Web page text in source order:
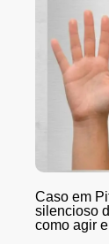
Caso em
silencioso
como agir